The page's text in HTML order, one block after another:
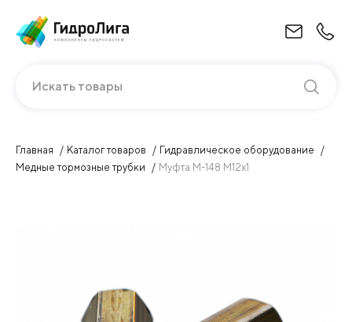
Искать товары
Главная Каталог товаров
Гидравлическое оборудование
Медные тормозные трубки
Муфта М-148 М12х1